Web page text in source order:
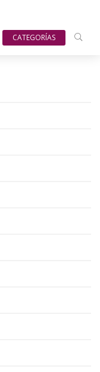
CATEGORÍAS